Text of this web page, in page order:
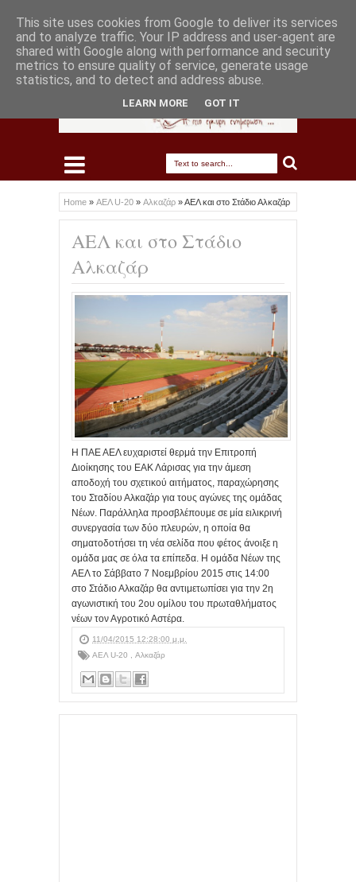
Home » ΑΕΛ U-20 » Αλκαζάρ »ΑΕΛ και στο Στάδιο Αλκαζάρ
ΑΕΛ και στο Στάδιο
Αλκαζάρ
H ΠΑΕ ΑΕΛ ευχαριστεί θερμά την Επιτροπή
Διοίκησης του ΕΑΚ Λάρισας για την άμεση
αποδοχή του σχετικού αιτήματος, παραχώρησης
του Σταδίου Αλκαζάρ για τους αγώνες της ομάδας
Νέων. Παράλληλα προσβλέπουμε σε μία ειλικρινή
συνεργασία των δύο πλευρών, η οποία θα
σηματοδοτήσει τη νέα σελίδα που φέτος άνοιξε η
ομάδα μας σε όλα τα επίπεδα. Η ομάδα Νέων της
ΑΕΛ το Σάββατο 7 Νοεμβρίου 2015 στις 14:00
στο Στάδιο Αλκαζάρ θα αντιμετωπίσει για την 2η
αγωνιστική του 2ου ομίλου του πρωταθλήματος
νέων τον Αγροτικό Αστέρα.
11/04/2015 12:28:00 μ.μ.
ΑΕΛ U-20
Αλκαζάρ
This site uses cookies from Google to deliver its services
and to analyze traffic. Your IP address and user-agent are
shared with Google along with performance and security
metrics to ensure quality of service, generate usage
statistics, and to detect and address abuse.
LEARN MORE GOT IT